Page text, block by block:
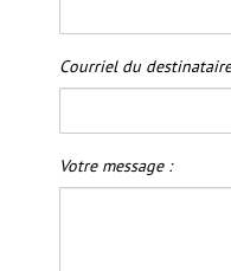
Courriel du
Votre message :